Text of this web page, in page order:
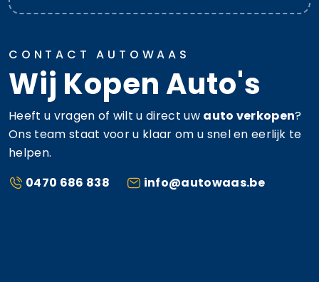
CONTACT AUTOWAAS
Wij Kopen Auto's
Heeft u vragen of wilt u direct uw auto verkopen?
Ons team staat voor u klaar om u snel en eerlijk te
helpen.
0470 686 838
info@autowaas.be